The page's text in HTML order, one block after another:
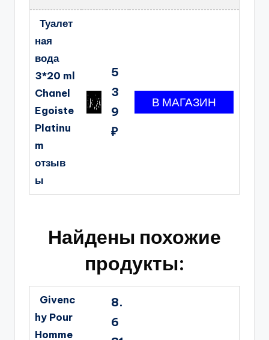
Туалет
ная
вода
3*20 ml
Chanel
Egoiste
Platinu
m
отзыв
ы
5
3
9
₽
Найдены похожие
продукты:
Givenc
hy Pour
Homme
8.
6